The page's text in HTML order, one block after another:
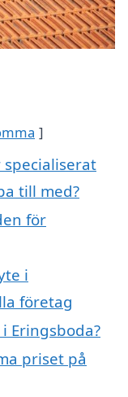
till med?
för
i
företag
Eringsboda?
priset på